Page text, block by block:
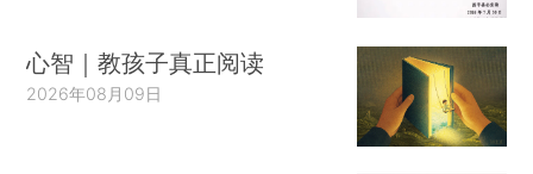
心智｜教孩子真正阅读
2026年08月09日